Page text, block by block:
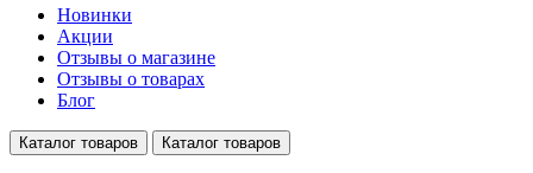
Новинки
Акции
Отзывы о магазине
Отзывы о товарах
Блог
Каталог товаров Каталог товаров